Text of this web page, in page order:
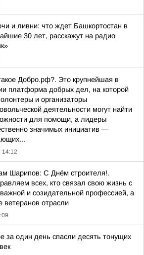
и ливни: что ждет Башкортостан в
30 лет, расскажут на радио
Добро.рф?. Это крупнейшая в
платформа добрых дел, на которой
и организаторы
деятельности могут найти
для помощи, а лидеры
значимых инициатив —
14:12
Шарипов: С Днём строителя!.
всех, кто связал свою жизнь с
и созидательной профессией, а
ветеранов отрасли
за один день спасли десять тонущих